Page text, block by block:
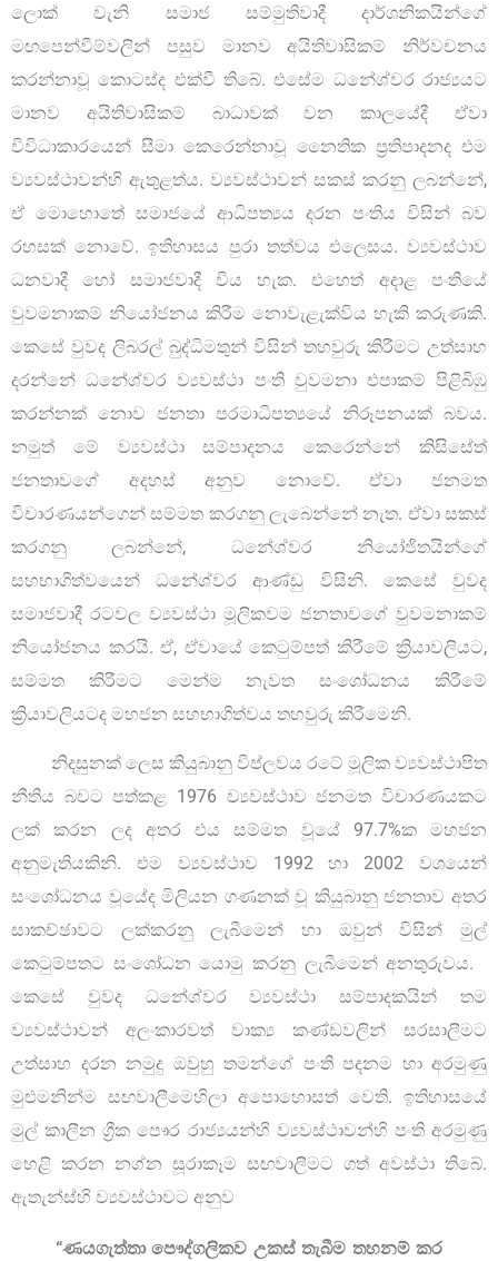
ලොක් වැනි සමාජ සම්මුතිවාදී දාර්ශනිකයින්ගේ
මඟපෙන්වීම්වලින් පසුව මානව අයිතිවාසිකම් නිර්වචනය
කරන්නාවූ කොටස්ද එක්වී තිබේ. එසේම ධනේශ්වර රාජ්‍යයට
මානව අයිතිවාසිකම් බාධාවක් වන කාලයේදී ඒවා
විවිධාකාරයෙන් සීමා කෙරෙන්නාවූ නෛතික ප්‍රතිපාදනද එම
ව්‍යවස්ථාවන්හි ඇතුළත්ය. ව්‍යවස්ථාවන් සකස් කරනු ලබන්නේ,
ඒ මොහොතේ සමාජයේ ආධිපත්‍යය දරන පංතිය විසින් බව
රහසක් නොවේ. ඉතිහාසය පුරා තත්වය එලෙසය. ව්‍යවස්ථාව
ධනවාදී හෝ සමාජවාදී විය හැක. එහෙත් අදාළ පංතියේ
වුවමනාකම් නියෝජනය කිරීම නොවැළැක්විය හැකි කරුණකි.
කෙසේ වුවද ලිබරල් බුද්ධිමතුන් විසින් තහවුරු කිරීමට උත්සාහ
දරන්නේ ධනේශ්වර ව්‍යවස්ථා පංති වුවමනා එපාකම් පිළිබිඹු
කරන්නක් නොව ජනතා පරමාධිපත්‍යයේ නිරූපනයක් බවය.
නමුත් මේ ව්‍යවස්ථා සම්පාදනය කෙරෙන්නේ කිසිසේත්
ජනතාවගේ අදහස් අනුව නොවේ. ඒවා ජනමත
විචාරණයන්ගෙන් සම්මත කරගනු ලැබෙන්නේ නැත. ඒවා සකස්
කරගනු ලබන්නේ, ධනේශ්වර නියෝජිතයින්ගේ
සහභාගිත්වයෙන් ධනේශ්වර ආණ්ඩු විසිනි. කෙසේ වුවද
සමාජවාදී රටවල ව්‍යවස්ථා මූලිකවම ජනතාවගේ වුවමනාකම්
නියෝජනය කරයි. ඒ, ඒවායේ කෙටුම්පත් කිරීමේ ක්‍රියාවලියට,
සම්මත කිරීමට මෙන්ම නැවත සංශෝධනය කිරීමේ
ක්‍රියාවලියටද මහජන සහභාගිත්වය තහවුරු කිරීමෙනි.
නිදසුනක් ලෙස කියුබානු විප්ලවය රටේ මූලික ව්‍යවස්ථාපිත
නීතිය බවට පත්කළ 1976 ව්‍යවස්ථාව ජනමත විචාරණයකට
ලක් කරන ලද අතර එය සම්මත වූයේ 97.7%ක මහජන
අනුමැතියකිනි. එම ව්‍යවස්ථාව 1992 හා 2002 වශයෙන්
සංශෝධනය වූයේද මිලියන ගණනක් වූ කියුබානු ජනතාව අතර
සාකච්ඡාවට ලක්කරනු ලැබීමෙන් හා ඔවුන් විසින් මුල්
කෙටුම්පතට සංශෝධන යොමු කරනු ලැබීමෙන් අනතුරුවය.
කෙසේ වුවද ධනේශ්වර ව්‍යවස්ථා සම්පාදකයින් තම
ව්‍යවස්ථාවන් අලංකාරවත් වාක්‍ය කණ්ඩවලින් සරසාලීමට
උත්සාහ දරන නමුදු ඔවුහු තමන්ගේ පංති පදනම හා අරමුණු
මුළුමනින්ම සඟවාලීමෙහිලා අපොහොසත් වෙති. ඉතිහාසයේ
මුල් කාලීන ග්‍රීක පෞර රාජ්‍යයන්හි ව්‍යවස්ථාවන්හි පංති අරමුණු
හෙළි කරන නග්න සූරාකෑම සඟවාලීමට ගත් අවස්ථා තිබේ.
ඇතැන්ස්හි ව්‍යවස්ථාවට අනුව
“ණයගැත්තා පෞද්ගලිකව උකස් තැබීම තහනම් කර